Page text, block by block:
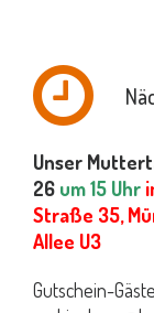
Unser
26 um 15 Uhr
Straße 35,
Allee U3
Gutschein-